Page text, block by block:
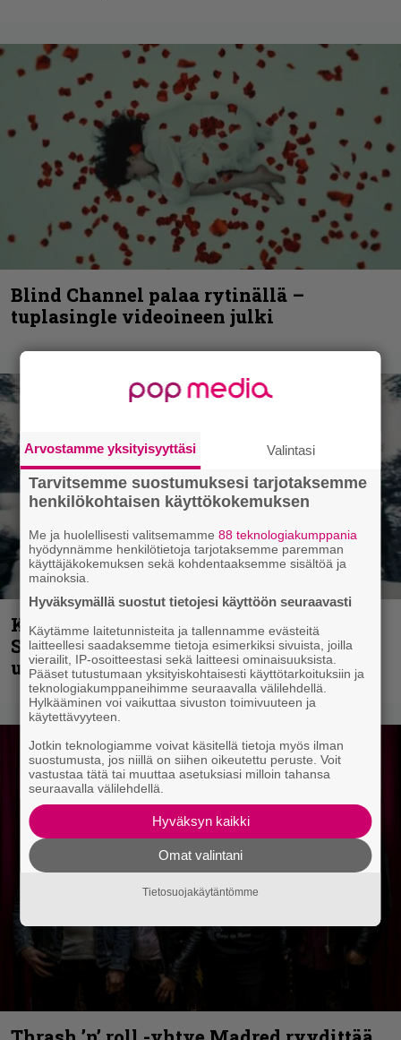
Blind Channel palaa rytinällä –
tuplasingle videoineen julki
Kunnianosoitus hyiselle Pohjolalle –
Shining hyppäsi keskelle kinoksia
uudella videollaan
Arvostamme yksityisyyttäsi Valintasi
Tarvitsemme suostumuksesi tarjotaksemme
henkilökohtaisen käyttökokemuksen
Me ja huolellisesti valitsemamme88 teknologiakumppania
hyödynnämme henkilötietoja tarjotaksemme paremman
käyttäjäkokemuksen sekä kohdentaaksemme sisältöä ja
mainoksia.
Hyväksymällä suostut tietojesi käyttöön seuraavasti
Käytämme laitetunnisteita ja tallennamme evästeitä
laitteellesi saadaksemme tietoja esimerkiksi sivuista, joilla
vierailit, IP-osoitteestasi sekä laitteesi ominaisuuksista.
Pääset tutustumaan yksityiskohtaisesti käyttötarkoituksiin ja
teknologiakumppaneihimme seuraavalla välilehdellä.
Hylkääminen voi vaikuttaa sivuston toimivuuteen ja
käytettävyyteen.
Jotkin teknologiamme voivat käsitellä tietoja myös ilman
suostumusta, jos niillä on siihen oikeutettu peruste. Voit
vastustaa tätä tai muuttaa asetuksiasi milloin tahansa
seuraavalla välilehdellä.
Hyväksyn kaikki
Omat valintani
Tietosuojakäytäntömme